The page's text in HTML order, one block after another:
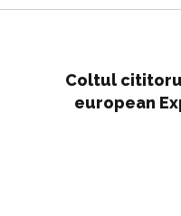
Coltul
european